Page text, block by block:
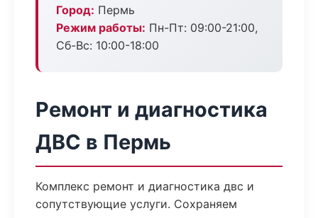
Город: Пермь
Режим работы: Пн-Пт: 09:00-21:00,
Сб-Вс: 10:00-18:00
Ремонт и диагностика
ДВС в Пермь
Комплекс ремонт и диагностика двс и
сопутствующие услуги. Сохраняем